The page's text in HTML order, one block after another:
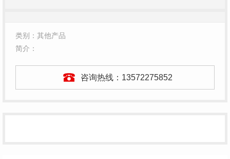
类别：其他产品
简介：
咨询热线： 13572275852